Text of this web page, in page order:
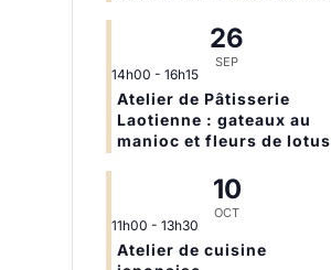
26
SEP
14h00 - 16h15
Atelier de Pâtisserie
Laotienne : gateaux au
manioc et fleurs de lotus
10
OCT
11h00 - 13h30
Atelier de cuisine